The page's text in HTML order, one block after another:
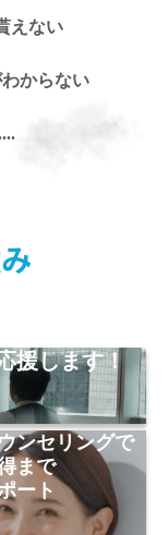
えない
からない
援します！
ンセリングで
まで
ート